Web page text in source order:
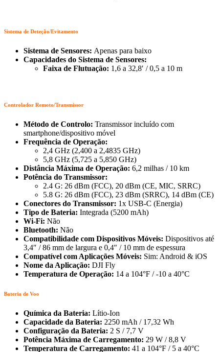
Sistema de Deteção/Evitamento
Sistema de Sensores: Apenas para baixo
Capacidades do Sistema de Sensores:
Faixa de Flutuação: 1,6 a 32,8′ / 0,5 a 10 m
Controlador Remoto/Transmissor
Método de Controlo: Transmissor incluído com
smartphone/dispositivo móvel
Frequência de Operação:
2,4 GHz (2,400 a 2,4835 GHz)
5,8 GHz (5,725 a 5,850 GHz)
Distância Máxima de Operação: 6,2 milhas / 10 km
Potência do Transmissor:
2.4 G: 26 dBm (FCC), 20 dBm (CE, MIC, SRRC)
5.8 G: 26 dBm (FCC), 23 dBm (SRRC), 14 dBm (CE)
Conectores do Transmissor: 1x USB-C (Energia)
Tipo de Bateria: Integrada (5200 mAh)
Wi-Fi: Não
Bluetooth: Não
Compatibilidade com Dispositivos Móveis: Dispositivos até
3,4″ / 86 mm de largura e 0,4″ / 10 mm de espessura
Compatível com Aplicações Móveis: Sim: Android & iOS
Nome da Aplicação: DJI Fly
Temperatura de Operação: 14 a 104°F / -10 a 40°C
Bateria de Voo
Química da Bateria: Lítio-Ion
Capacidade da Bateria: 2250 mAh / 17,32 Wh
Configuração da Bateria: 2 S / 7,7 V
Potência Máxima de Carregamento: 29 W / 8,8 V
Temperatura de Carregamento: 41 a 104°F / 5 a 40°C